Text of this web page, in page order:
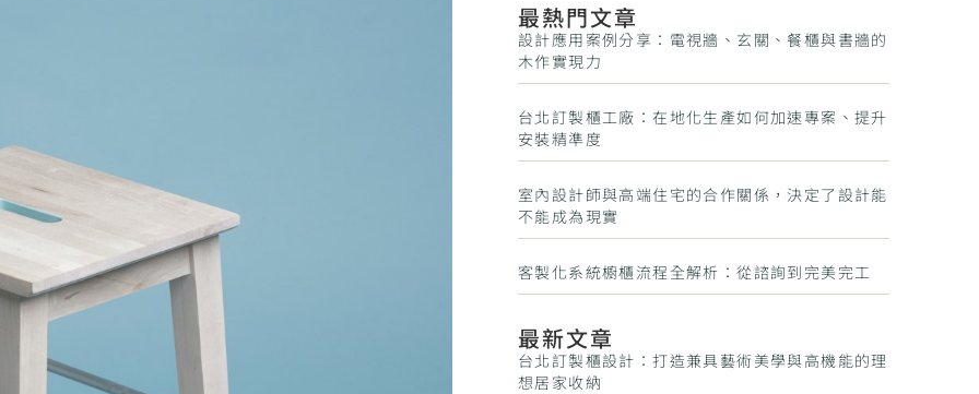
最熱門文章
設計應用案例分享：電視牆、玄關、餐櫃與書牆的
木作實現力
台北訂製櫃工廠：在地化生產如何加速專案、提升
安裝精準度
室內設計師與高端住宅的合作關係，決定了設計能
不能成為現實
客製化系統櫥櫃流程全解析：從諮詢到完美完工
最新文章
台北訂製櫃設計：打造兼具藝術美學與高機能的理
想居家收納